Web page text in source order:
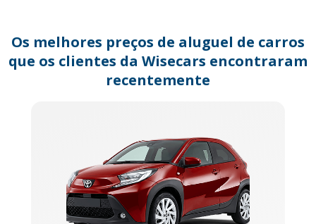
dates.
Os melhores preços de aluguel de carros
que os clientes da Wisecars encontraram
recentemente